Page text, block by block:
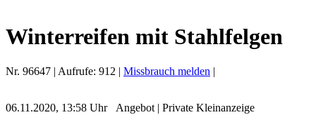
Winterreifen mit Stahlfelgen
Nr. 96647 | Aufrufe: 912 | Missbrauch melden |
06.11.2020, 13:58 Uhr Angebot | Private Kleinanzeige